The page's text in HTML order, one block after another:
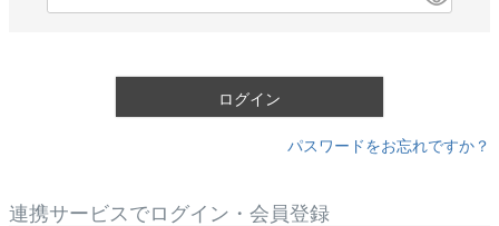
ログイン
パスワードをお忘れですか？
連携サービスでログイン・会員登録